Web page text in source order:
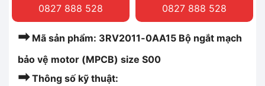
0827 888 528
0827 888 528
➡Mã sản phẩm: 3RV2011-0AA15 Bộ ngắt mạch
bảo vệ motor (MPCB) size S00
➡Thông số kỹ thuật: